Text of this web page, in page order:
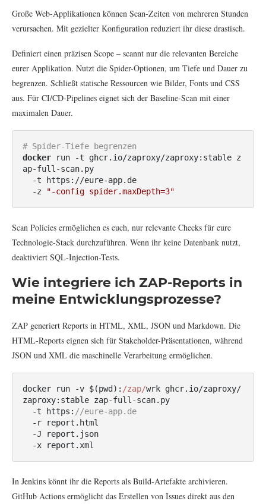
Große Web-Applikationen können Scan-Zeiten von mehreren Stunden
verursachen. Mit gezielter Konfiguration reduziert ihr diese drastisch.
Definiert einen präzisen Scope – scannt nur die relevanten Bereiche
eurer Applikation. Nutzt die Spider-Optionen, um Tiefe und Dauer zu
begrenzen. Schließt statische Ressourcen wie Bilder, Fonts und CSS
aus. Für CI/CD-Pipelines eignet sich der Baseline-Scan mit einer
maximalen Dauer.
# Spider-Tiefe begrenzen
docker run -t ghcr.io/zaproxy/zaproxy:stable z
ap-full-scan.py
  -z
"-config spider.maxDepth=3"
Scan Policies ermöglichen es euch, nur relevante Checks für eure
Technologie-Stack durchzuführen. Wenn ihr keine Datenbank nutzt,
deaktiviert SQL-Injection-Tests.
Wie integriere ich ZAP-Reports in
meine Entwicklungsprozesse?
ZAP generiert Reports in HTML, XML, JSON und Markdown. Die
HTML-Reports eignen sich für Stakeholder-Präsentationen, während
JSON und XML die maschinelle Verarbeitung ermöglichen.
docker run -v $(pwd): /zap/wrk ghcr.io/zaproxy/
zaproxy:stable zap-full-scan.py
  -t https:
//eure-app.de
  -x report.xml
In Jenkins könnt ihr die Reports als Build-Artefakte archivieren.
GitHub Actions ermöglicht das Erstellen von Issues direkt aus den